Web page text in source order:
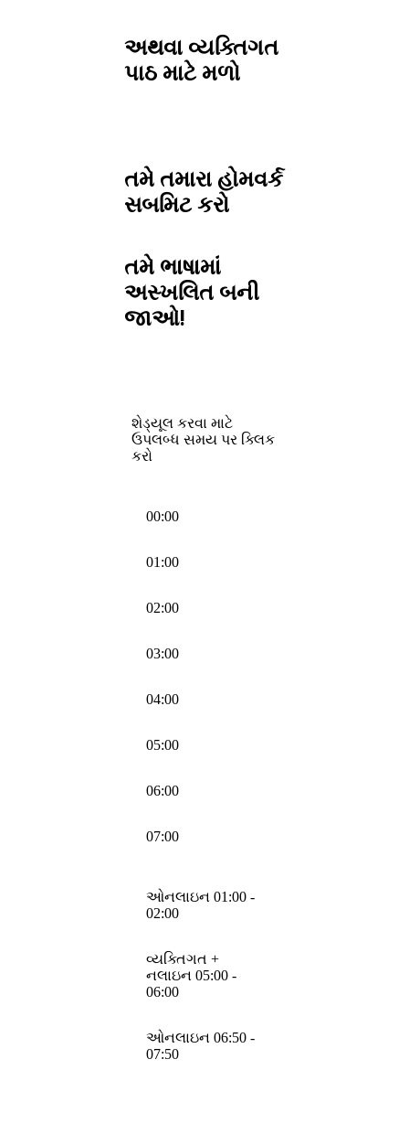
અથવા વ્યક્તિગત
પાઠ માટે મળો
તમે તમારા હોમવર્ક
સબમિટ કરો
તમે ભાષામાં
અસ્ખલિત બની
જાઓ!
શેડ્યૂલ કરવા માટે
ઉપલબ્ધ સમય પર ક્લિક
કરો
00:00
01:00
02:00
03:00
04:00
05:00
06:00
07:00
ઓનલાઇન 01:00 -
02:00
વ્યક્તિગત +
નલાઇન 05:00 -
06:00
ઓનલાઇન 06:50 -
07:50